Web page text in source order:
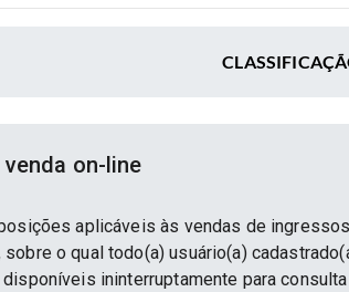
venda on-line
aplicáveis às vendas de
sobre o qual todo(a) usuário(a)
ininterruptamente para